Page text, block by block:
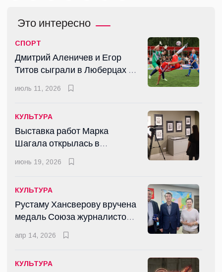
Это интересно
СПОРТ
Дмитрий Аленичев и Егор
Титов сыграли в Люберцах в
рамках сезона "Выходи во
июль 11, 2026
КУЛЬТУРА
Выставка работ Марка
Шагала открылась в
июнь 19, 2026
КУЛЬТУРА
Рустаму Хансверову вручена
медаль Союза журналистов
апр 14, 2026
КУЛЬТУРА